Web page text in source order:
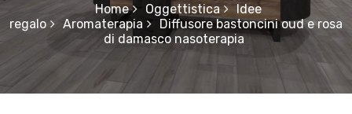
Home Oggettistica
Idee
regalo
Aromaterapia
Diffusore bastoncini oud e rosa
di damasco nasoterapia